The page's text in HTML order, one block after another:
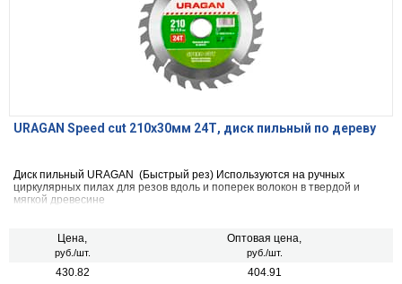
URAGAN Speed cut 210х30мм 24Т, диск пильный по дереву
Диск пильный URAGAN (Быстрый рез) Используются на ручных
циркулярных пилах для резов вдоль и поперек волокон в твердой и
мягкой древесине
Цена,
руб./шт.
Оптовая цена,
руб./шт.
430.82 404.91